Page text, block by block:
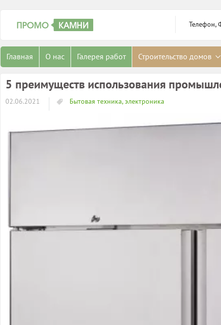
Телефон,
Главная О нас Галерея работ Строительство домов
5 преимуществ использования
02.06.2021 Бытовая техника, электроника